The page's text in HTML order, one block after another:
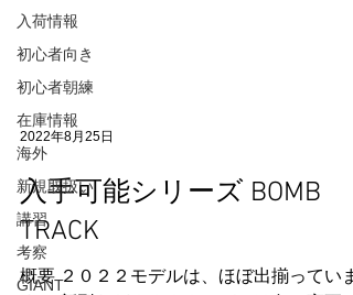
入荷情報
初心者向き
初心者朝練
在庫情報
海外
新規取扱い
講習
考察
GIANT
入手可能シリーズ BOMB
TRACK